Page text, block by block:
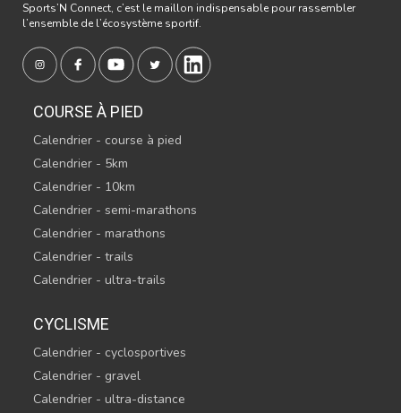
Sports’N Connect, c’est le maillon indispensable pour rassembler
l’ensemble de l’écosystème sportif.
COURSE À PIED
Calendrier - course à pied
Calendrier - 5km
Calendrier - 10km
Calendrier - semi-marathons
Calendrier - marathons
Calendrier - trails
Calendrier - ultra-trails
CYCLISME
Calendrier - cyclosportives
Calendrier - gravel
Calendrier - ultra-distance